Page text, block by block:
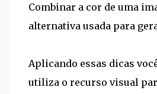
Combinar a cor de uma
alternativa usada para
Aplicando essas dicas
utiliza o recurso visual